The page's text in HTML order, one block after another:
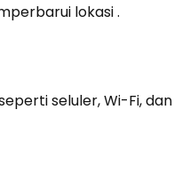
lokasi .
seluler, Wi-Fi,